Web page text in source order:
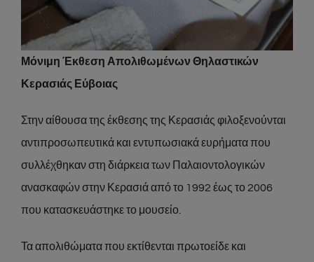
Μόνιμη Έκθεση Απολιθωμένων Θηλαστικών
Κερασιάς Εύβοιας
Στην αίθουσα της έκθεσης της Κερασιάς φιλοξενούνται
αντιπροσωπευτικά και εντυπωσιακά ευρήματα που
συλλέχθηκαν στη διάρκεια των Παλαιοντολογικών
ανασκαφών στην Κερασιά από το 1992 έως το 2006
που κατασκευάστηκε το μουσείο.
Τα απολιθώματα που εκτίθενται πρωτοείδε και